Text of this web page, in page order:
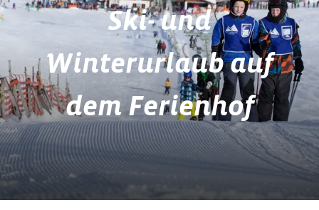
Ski- und
Winterurlaub auf
dem Ferienhof